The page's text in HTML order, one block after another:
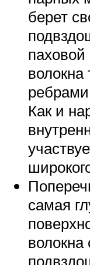
берет
волокна
Как и
самая